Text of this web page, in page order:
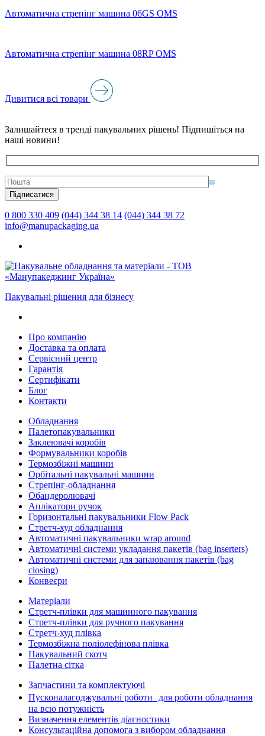
Автоматична стрепінг машина 06GS OMS
Автоматична стрепінг машина 08RP OMS
Дивитися всі товари
Залишайтеся в тренді пакувальних рішень! Підпишіться на
наші новини!
0 800 330 409 (044) 344 38 14 (044) 344 38 72
info@manupackaging.ua
Пакувальні рішення для бізнесу
Про компанію
Доставка та оплата
Сервісний центр
Гарантія
Сертифікати
Блог
Контакти
Обладнання
Палетопакувальники
Заклеювачі коробів
Формувальники коробів
Термозбіжні машини
Орбітальні пакувальні машини
Стрепінг-обладнання
Обандеролювачі
Аплікатори ручок
Горизонтальні пакувальники Flow Pack
Стретч-худ обладнання
Автоматичні пакувальники wrap around
Автоматичні системи укладання пакетів (bag inserters)
Автоматичні системи для запаювання пакетів (bag
closing)
Конвеєри
Матеріали
Стретч-плівки для машинного пакування
Стретч-плівки для ручного пакування
Стретч-худ плівка
Термозбіжна поліолефінова плівка
Пакувальний скотч
Палетна сітка
Запчастини та комплектуючі
Пусконалагоджувальні роботи для роботи обладнання
на всю потужність
Визначення елементів діагностики
Консультаційна допомога з вибором обладнання